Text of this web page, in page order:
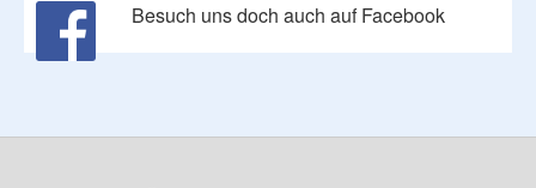
Besuch uns doch auch auf Facebook